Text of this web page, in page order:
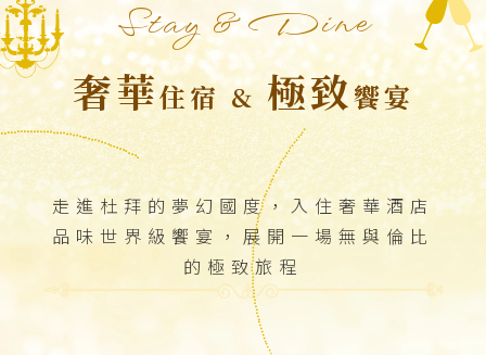
Stay & Dine
奢華住宿 & 極致饗宴
走進杜拜的夢幻國度，入住奢華酒店
品味世界級饗宴，展開一場無與倫比
的極致旅程
................................................................................